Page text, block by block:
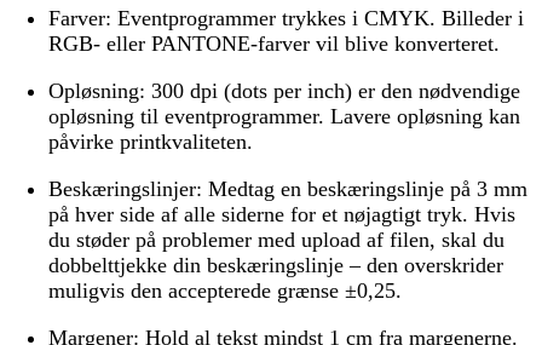
Farver: Eventprogrammer trykkes i CMYK. Billeder i
RGB- eller PANTONE-farver vil blive konverteret.
Opløsning: 300 dpi (dots per inch) er den nødvendige
opløsning til eventprogrammer. Lavere opløsning kan
påvirke printkvaliteten.
Beskæringslinjer: Medtag en beskæringslinje på 3 mm
på hver side af alle siderne for et nøjagtigt tryk. Hvis
du støder på problemer med upload af filen, skal du
dobbelttjekke din beskæringslinje – den overskrider
muligvis den accepterede grænse ±0,25.
Margener: Hold al tekst mindst 1 cm fra margenerne.